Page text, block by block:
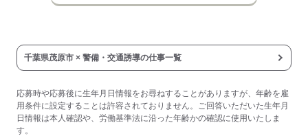
■プリペイド式携帯電話貸出し
└飛行機や新幹線代も支給
■日払いあり
翌銀行営業日
└銀行口座をお持ちではない方は
最初は手渡し可能（口座開設まで）
千葉県茂原市 × 警備・交通誘導の仕事一覧
応募時や応募後に生年月日情報をお尋ねすることがありますが、年齢を雇
用条件に設定することは許容されておりません。ご回答いただいた生年月
日情報は本人確認や、労働基準法に沿った年齢かの確認に使用いたしま
す。